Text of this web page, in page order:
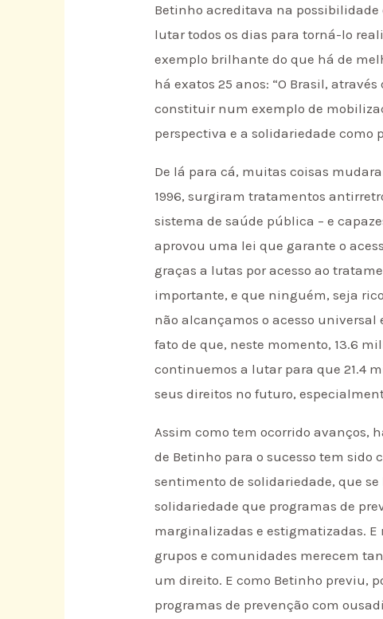
Betinho acreditava na possibilidade
lutar todos os dias para torná-lo
exemplo brilhante do que há de
há exatos 25 anos: “O Brasil,
constituir num exemplo de
perspectiva e a solidariedade como
De lá para cá, muitas coisas
1996, surgiram tratamentos
sistema de saúde pública – e
aprovou uma lei que garante o
graças a lutas por acesso ao
importante, e que ninguém, seja
não alcançamos o acesso universal
fato de que, neste momento, 13.6
continuemos a lutar para que 21.4
seus direitos no futuro,
Assim como tem ocorrido avanços,
de Betinho para o sucesso tem sido
sentimento de solidariedade, que
solidariedade que programas de
marginalizadas e estigmatizadas. E
grupos e comunidades merecem
um direito. E como Betinho previu,
programas de prevenção com